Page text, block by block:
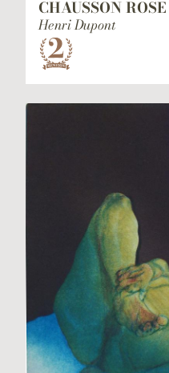
CHAUSSON ROSE
Henri Dupont